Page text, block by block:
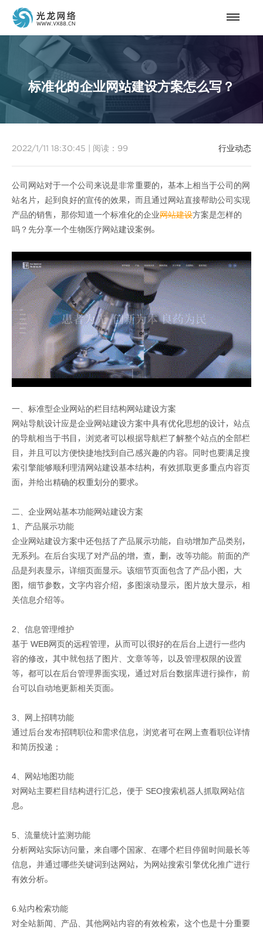
标准化的企业网站建设方案怎么写？
行业动态
2022/1/11 18:30:45 阅读： 99
公司网站对于一个公司来说是非常重要的，基本上相当于公司的网
站名片，起到良好的宣传的效果，而且通过网站直接帮助公司实现
产品的销售，那你知道一个标准化的企业网站建设方案是怎样的
吗？先分享一个生物医疗网站建设案例。
一、标准型企业网站的栏目结构网站建设方案
网站导航设计应是企业网站建设方案中具有优化思想的设计，站点
的导航相当于书目，浏览者可以根据导航栏了解整个站点的全部栏
目，并且可以方便快捷地找到自己感兴趣的内容。同时也要满足搜
索引擎能够顺利理清网站建设基本结构，有效抓取更多重点内容页
面，并给出精确的权重划分的要求。
二、企业网站基本功能网站建设方案
1、产品展示功能
企业网站建设方案中还包括了产品展示功能，自动增加产品类别，
无系列。在后台实现了对产品的增，查，删，改等功能。前面的产
品是列表显示，详细页面显示。该细节页面包含了产品小图，大
图，细节参数，文字内容介绍，多图滚动显示，图片放大显示，相
关信息介绍等。
2、信息管理维护
基于 WEB网页的远程管理，从而可以很好的在后台上进行一些内
容的修改，其中就包括了图片、文章等等，以及管理权限的设置
等，都可以在后台管理界面实现，通过对后台数据库进行操作，前
台可以自动地更新相关页面。
3、网上招聘功能
通过后台发布招聘职位和需求信息，浏览者可在网上查看职位详情
和简历投递；
4、网站地图功能
对网站主要栏目结构进行汇总，便于 SEO搜索机器人抓取网站信
息。
5、流量统计监测功能
分析网站实际访问量，来自哪个国家、在哪个栏目停留时间最长等
信息，并通过哪些关键词到达网站，为网站搜索引擎优化推广进行
有效分析。
6.站内检索功能
对全站新闻、产品、其他网站内容的有效检索，这个也是十分重要